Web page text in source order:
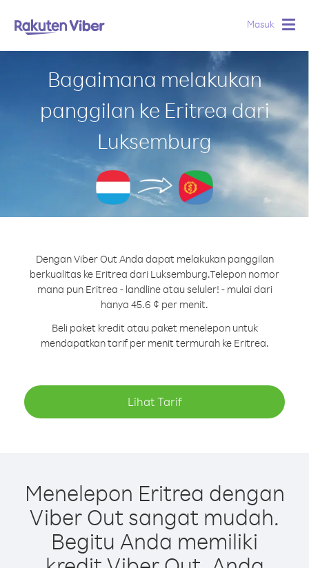
Masuk
Bagaimana melakukan
panggilan ke Eritrea dari
Luksemburg
Dengan Viber Out Anda dapat melakukan panggilan
berkualitas ke Eritrea dari Luksemburg.Telepon nomor
mana pun Eritrea - landline atau seluler! - mulai dari
hanya 45.6 ¢ per menit.
Beli paket kredit atau paket menelepon untuk
mendapatkan tarif per menit termurah ke Eritrea.
Lihat Tarif
Menelepon Eritrea dengan
Viber Out sangat mudah.
Begitu Anda memiliki